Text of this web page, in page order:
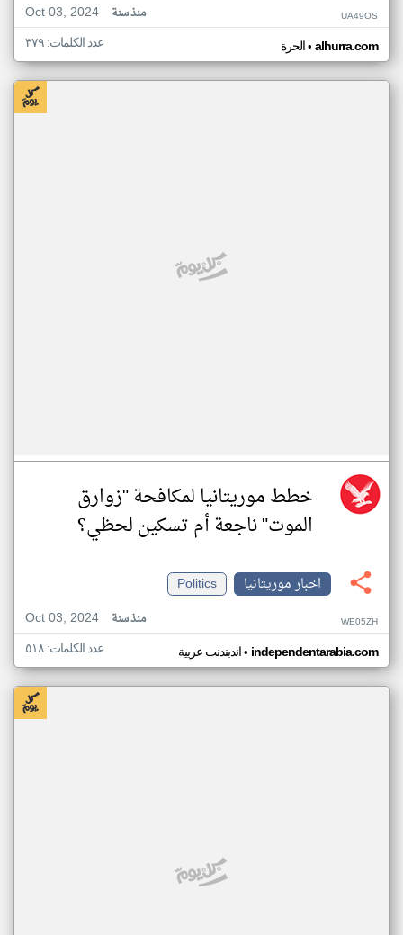
Oct 03, 2024
منذ سنة UA49OS
الحرة• alhurra.com عدد الكلمات: ٣٧٩
خطط موريتانيا لمكافحة "زوارق
الموت" ناجعة أم تسكين لحظي؟
اخبار موريتانيا
Politics
Oct 03, 2024
منذ سنة WE05ZH
اندبندنت عربية• independentarabia.com عدد الكلمات: ٥١٨